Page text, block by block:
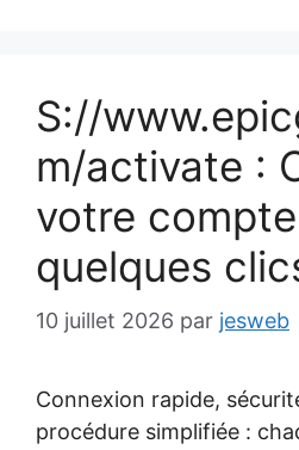
S://
m/activate :
votre
quelques
10 juillet 2026 par jesweb
Connexion rapide,
procédure simplifiée :